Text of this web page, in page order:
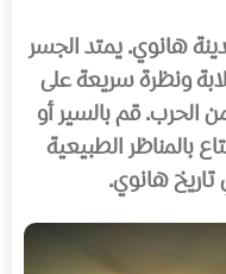
هانوي. يمتد الجسر
ونظرة سريعة على
الحرب. قم بالسير أو
بالمناظر الطبيعية
هانوي.